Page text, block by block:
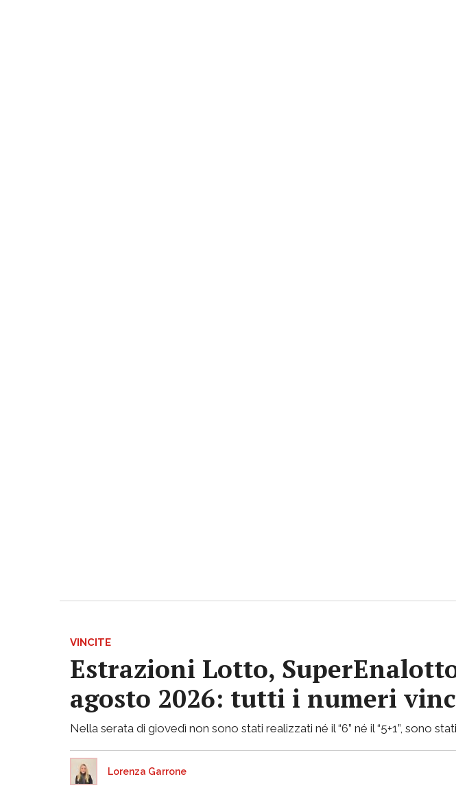
VINCITE
Estrazioni Lotto,
agosto 2026: tutti i numeri
Nella serata di giovedì non sono stati realizzati né il “6” né il “5+1”, sono
Lorenza Garrone